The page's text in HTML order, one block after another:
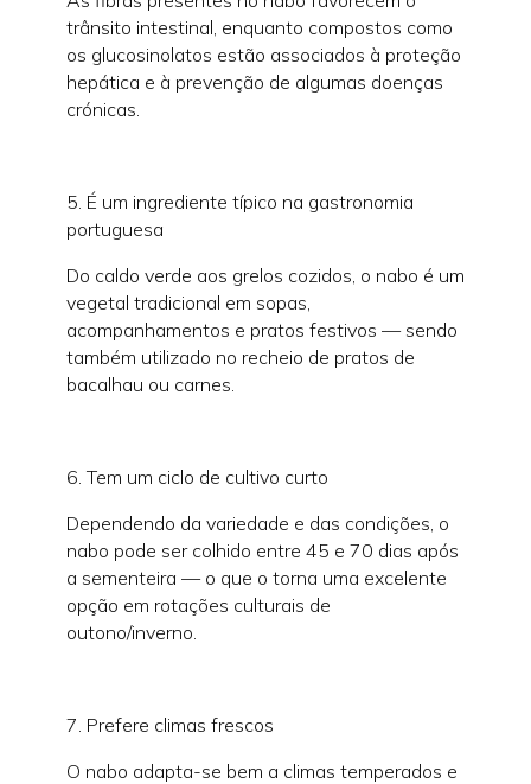
trânsito intestinal, enquanto compostos como
os glucosinolatos estão associados à proteção
hepática e à prevenção de algumas doenças
crónicas.
5. É um ingrediente típico na gastronomia
portuguesa
Do caldo verde aos grelos cozidos, o nabo é um
vegetal tradicional em sopas,
acompanhamentos e pratos festivos — sendo
também utilizado no recheio de pratos de
bacalhau ou carnes.
6. Tem um ciclo de cultivo curto
Dependendo da variedade e das condições, o
nabo pode ser colhido entre 45 e 70 dias após
a sementeira — o que o torna uma excelente
opção em rotações culturais de
outono/inverno.
7. Prefere climas frescos
O nabo adapta-se bem a climas temperados e